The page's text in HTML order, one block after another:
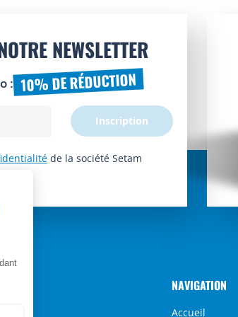
NEWSLETTER
: 10% DE RÉDUCTION
de la société Setam
Inscription
?
NAVIGATION
Accueil